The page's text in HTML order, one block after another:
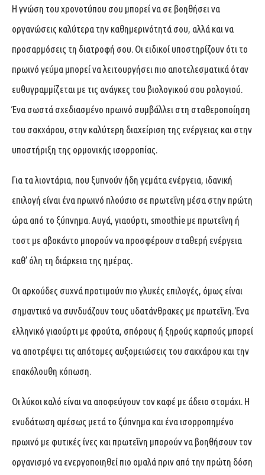
Η γνώση του χρονοτύπου σου μπορεί να σε βοηθήσει να
οργανώσεις καλύτερα την καθημερινότητά σου, αλλά και να
προσαρμόσεις τη διατροφή σου. Οι ειδικοί υποστηρίζουν ότι το
πρωινό γεύμα μπορεί να λειτουργήσει πιο αποτελεσματικά όταν
ευθυγραμμίζεται με τις ανάγκες του βιολογικού σου ρολογιού.
Ένα σωστά σχεδιασμένο πρωινό συμβάλλει στη σταθεροποίηση
του σακχάρου, στην καλύτερη διαχείριση της ενέργειας και στην
υποστήριξη της ορμονικής ισορροπίας.
Για τα λιοντάρια, που ξυπνούν ήδη γεμάτα ενέργεια, ιδανική
επιλογή είναι ένα πρωινό πλούσιο σε πρωτεΐνη μέσα στην πρώτη
ώρα από το ξύπνημα. Αυγά, γιαούρτι, smoothie με πρωτεΐνη ή
τοστ με αβοκάντο μπορούν να προσφέρουν σταθερή ενέργεια
καθ’ όλη τη διάρκεια της ημέρας.
Οι αρκούδες συχνά προτιμούν πιο γλυκές επιλογές, όμως είναι
σημαντικό να συνδυάζουν τους υδατάνθρακες με πρωτεΐνη. Ένα
ελληνικό γιαούρτι με φρούτα, σπόρους ή ξηρούς καρπούς μπορεί
να αποτρέψει τις απότομες αυξομειώσεις του σακχάρου και την
επακόλουθη κόπωση.
Οι λύκοι καλό είναι να αποφεύγουν τον καφέ με άδειο στομάχι. Η
ενυδάτωση αμέσως μετά το ξύπνημα και ένα ισορροπημένο
πρωινό με φυτικές ίνες και πρωτεΐνη μπορούν να βοηθήσουν τον
οργανισμό να ενεργοποιηθεί πιο ομαλά πριν από την πρώτη δόση